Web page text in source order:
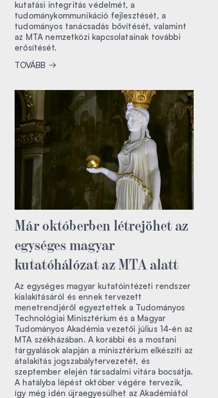
kutatási integritás védelmét, a
tudománykommunikáció fejlesztését, a
tudományos tanácsadás bővítését, valamint
az MTA nemzetközi kapcsolatainak további
erősítését.
TOVÁBB
Már októberben létrejöhet az
egységes magyar
kutatóhálózat az MTA alatt
Az egységes magyar kutatóintézeti rendszer
kialakításáról és ennek tervezett
menetrendjéről egyeztettek a Tudományos
Technológiai Minisztérium és a Magyar
Tudományos Akadémia vezetői július 14-én az
MTA székházában. A korábbi és a mostani
tárgyalások alapján a minisztérium elkészíti az
átalakítás jogszabálytervezetét, és
szeptember elején társadalmi vitára bocsátja.
A hatályba lépést október végére tervezik,
így még idén újraegyesülhet az Akadémiától